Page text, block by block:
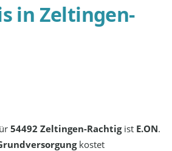
in Zeltingen-
54492 Zeltingen-Rachtigist E.ON.
kostet